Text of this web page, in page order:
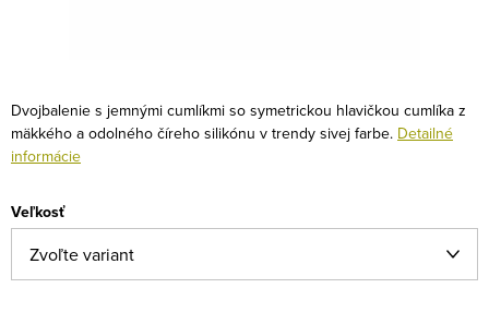
Dvojbalenie s jemnými cumlíkmi so symetrickou hlavičkou cumlíka z
mäkkého a odolného číreho silikónu v trendy sivej farbe. Detailné
informácie
Veľkosť